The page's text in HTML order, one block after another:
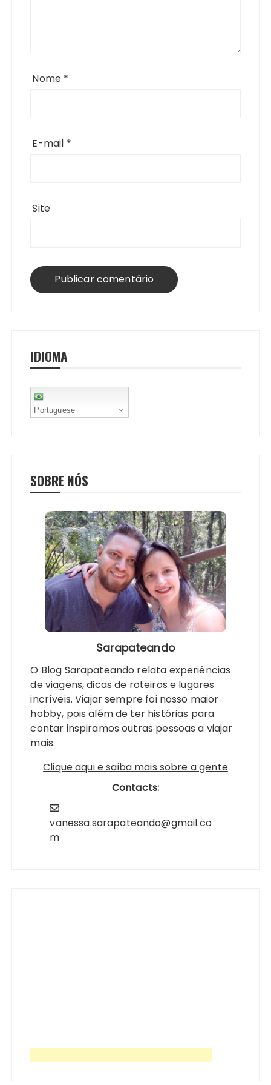
Nome *
E-mail *
Site
IDIOMA
Portuguese
SOBRE NÓS
Sarapateando
O Blog Sarapateando relata experiências
de viagens, dicas de roteiros e lugares
incríveis. Viajar sempre foi nosso maior
hobby, pois além de ter histórias para
contar inspiramos outras pessoas a viajar
mais.
Clique aqui e saiba mais sobre a gente
Contacts:
vanessa.sarapateando@gmail.co
m